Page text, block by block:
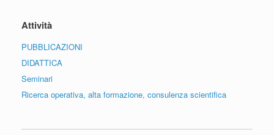
Attività
PUBBLICAZIONI
DIDATTICA
Seminari
Ricerca operativa, alta formazione, consulenza scientifica